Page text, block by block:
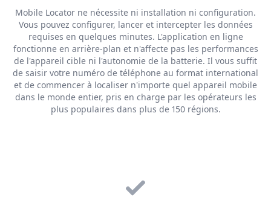
Mobile Locator ne nécessite ni installation ni configuration.
Vous pouvez configurer, lancer et intercepter les données
requises en quelques minutes. L'application en ligne
fonctionne en arrière-plan et n'affecte pas les performances
de l'appareil cible ni l'autonomie de la batterie. Il vous suffit
de saisir votre numéro de téléphone au format international
et de commencer à localiser n'importe quel appareil mobile
dans le monde entier, pris en charge par les opérateurs les
plus populaires dans plus de 150 régions.